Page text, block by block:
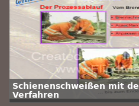
Schienenschweißen mit
Verfahren